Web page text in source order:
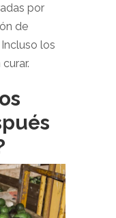
por
de
los